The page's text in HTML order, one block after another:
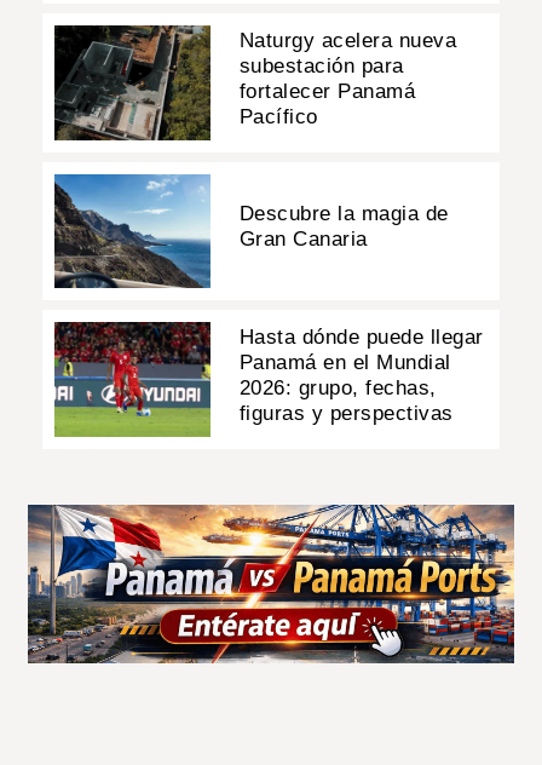
Naturgy acelera nueva
subestación para
fortalecer Panamá
Pacífico
Descubre la magia de
Gran Canaria
Hasta dónde puede llegar
Panamá en el Mundial
2026: grupo, fechas,
figuras y perspectivas